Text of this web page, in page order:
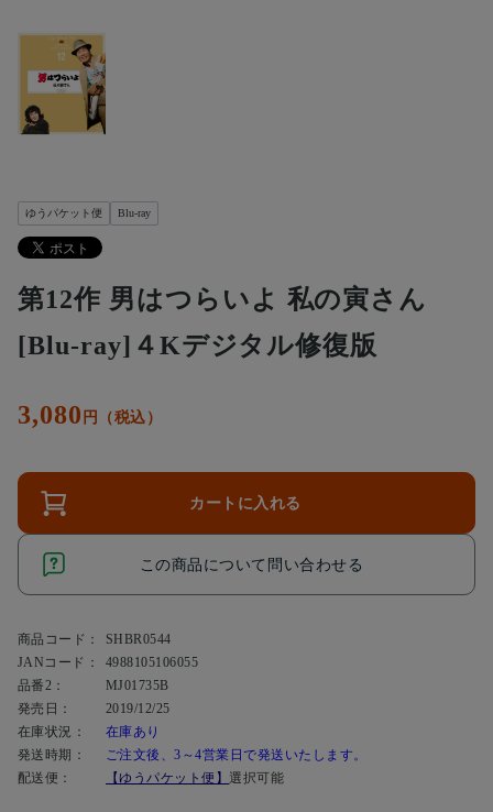
ゆうパケット便 Blu-ray
第12作 男はつらいよ 私の寅さん
[Blu-ray]４Kデジタル修復版
3,080 円（税込）
カートに入れる
この商品について問い合わせる
商品コード：
SHBR0544
JANコード：
4988105106055
品番2：
MJ01735B
発売日：
2019/12/25
在庫状況：
在庫あり
発送時期：
ご注文後、3～4営業日で発送いたします。
配送便：
【ゆうパケット便】選択可能